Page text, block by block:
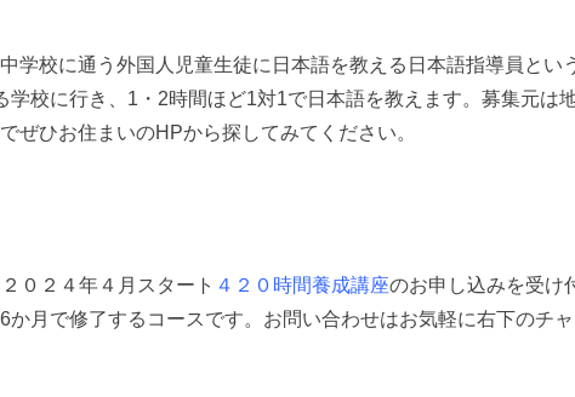
学校に通う外国人児童生徒に日本語を教える日本語指導員とい
学校に行き、1・2時間ほど1対1で日本語を教えます。募集元は
ぜひお住まいのHPから探してみてください。
０２４年４月スタート ４２０時間養成講座のお申し込みを受け
か月で修了するコースです。お問い合わせはお気軽に右下のチ